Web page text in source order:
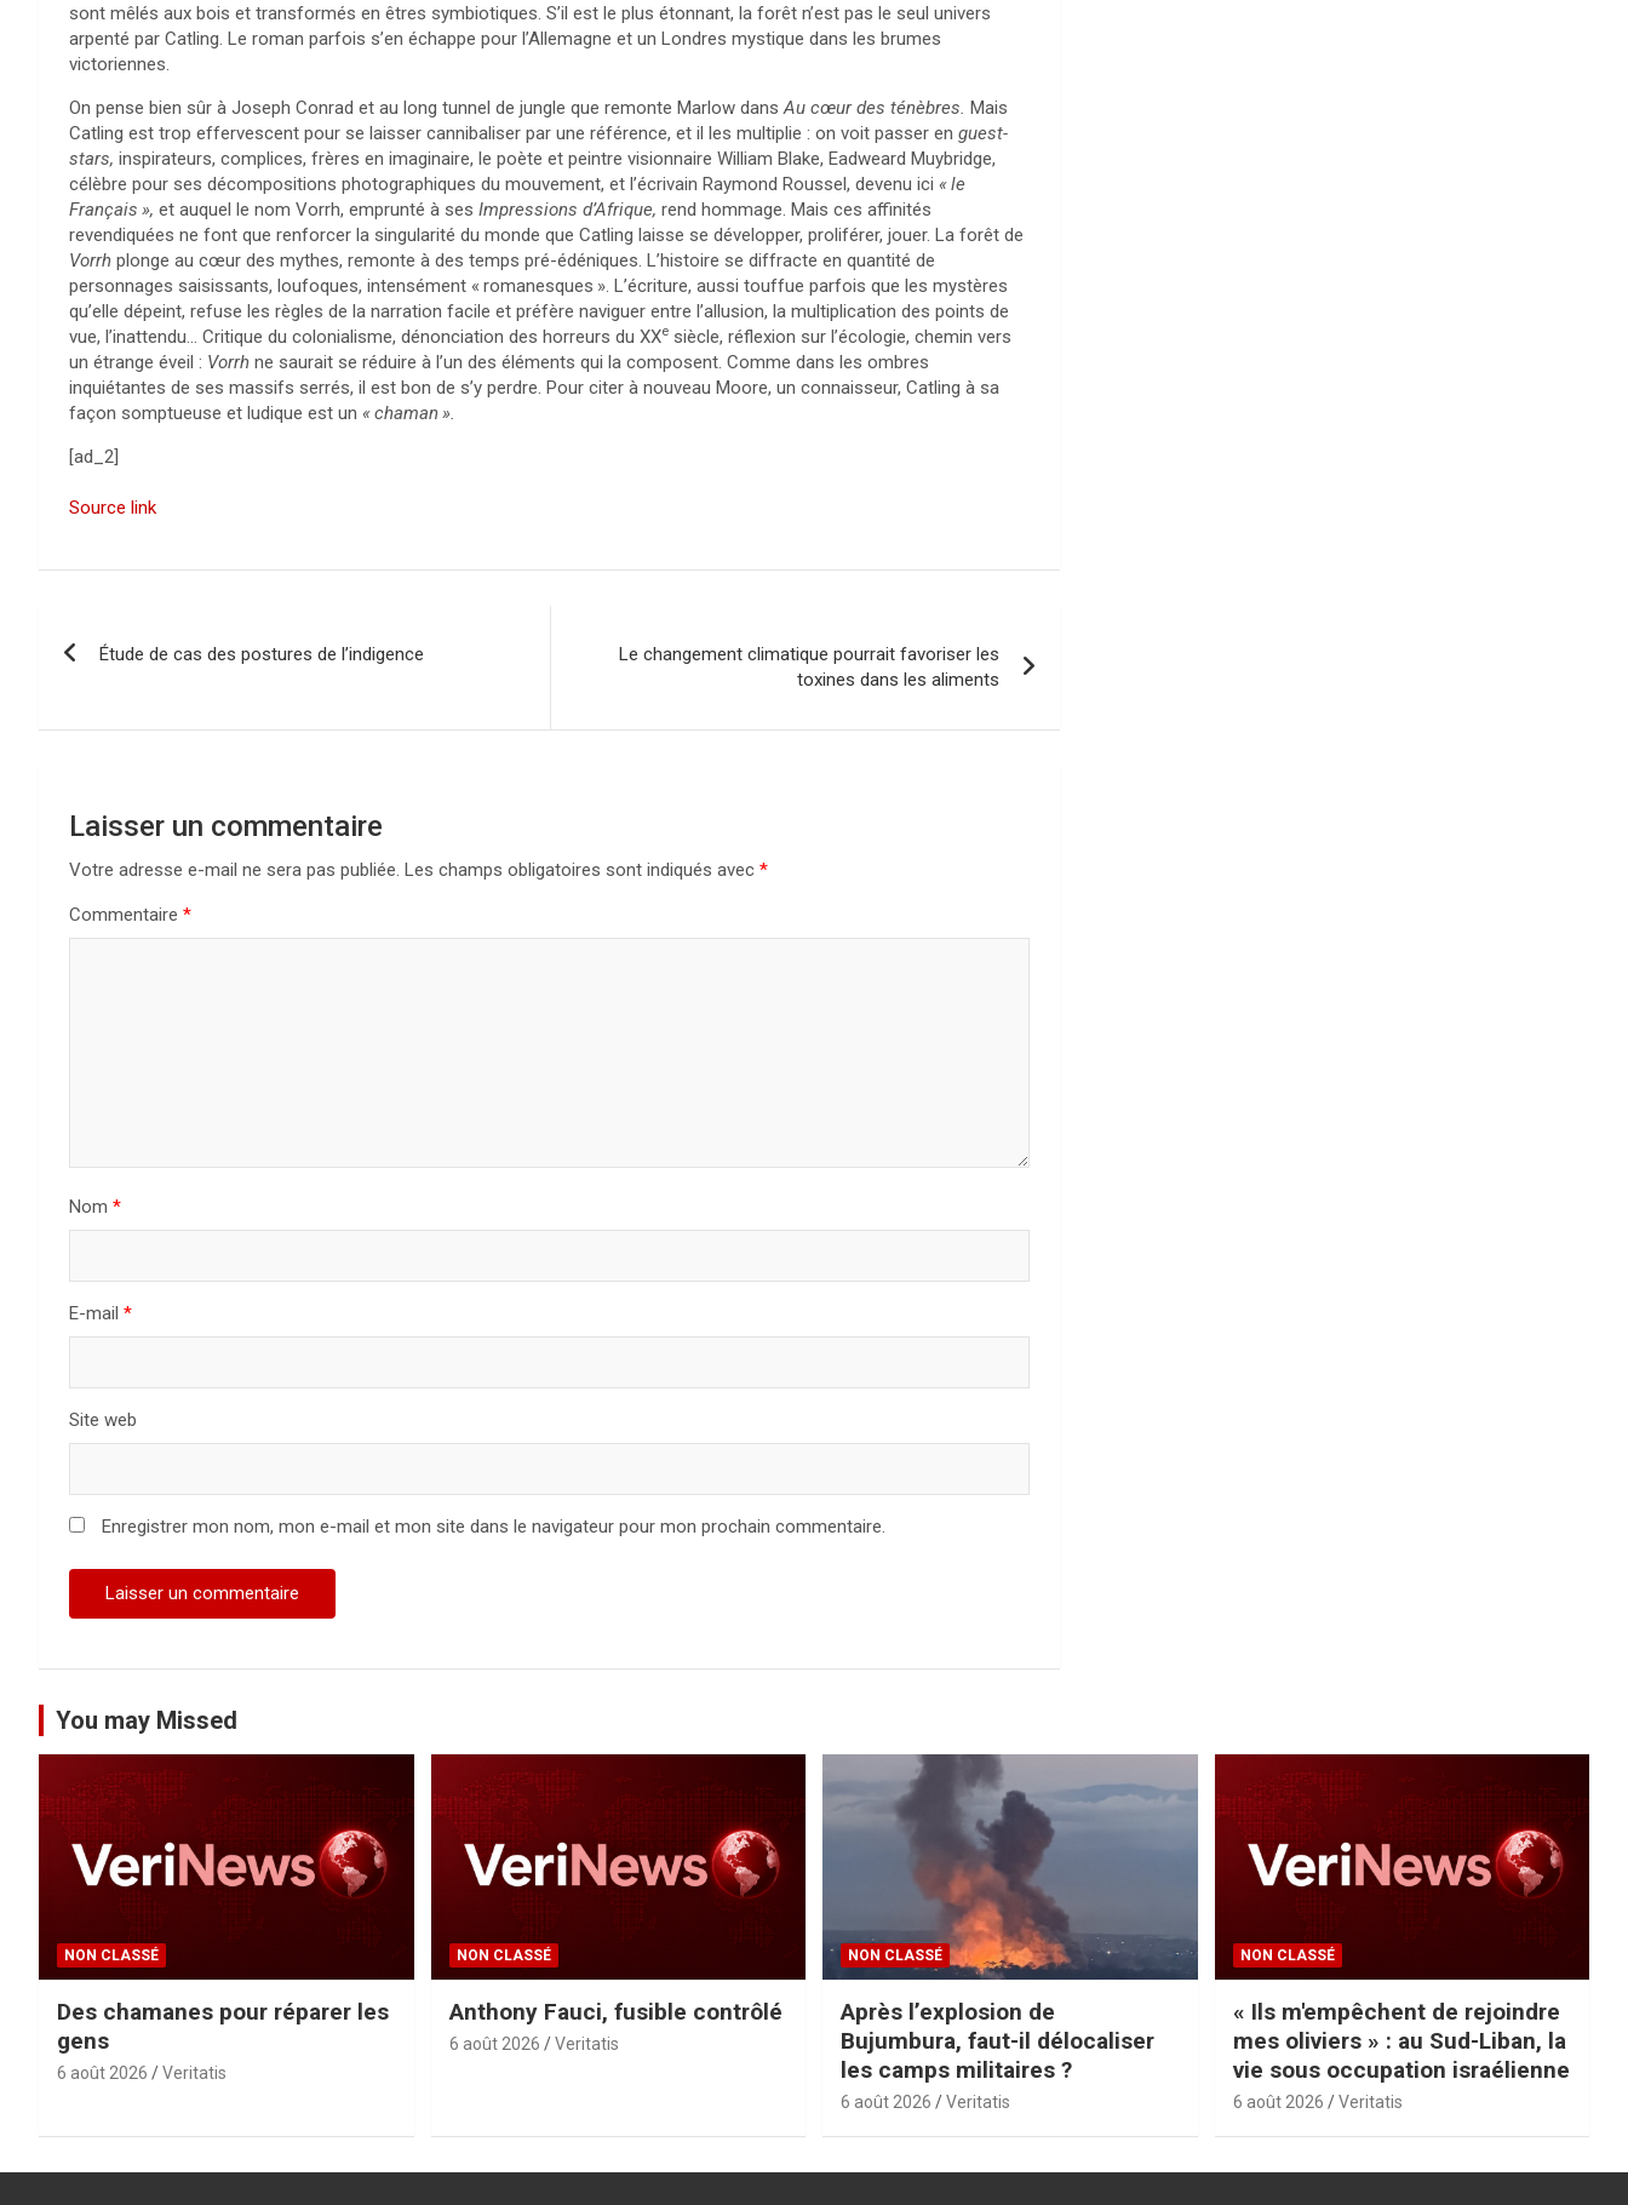
sont mêlés aux bois et transformés en êtres symbiotiques. S’il est le plus étonnant, la forêt n’est pas le seul univers
arpenté par Catling. Le roman parfois s’en échappe pour l’Allemagne et un Londres mystique dans les brumes
victoriennes.
On pense bien sûr à Joseph Conrad et au long tunnel de jungle que remonte Marlow dansAu cœur des ténèbres. Mais
Catling est trop effervescent pour se laisser cannibaliser par une référence, et il les multiplie : on voit passer en guest-
stars, inspirateurs, complices, frères en imaginaire, le poète et peintre visionnaire William Blake, Eadweard Muybridge,
célèbre pour ses décompositions photographiques du mouvement, et l’écrivain Raymond Roussel, devenu ici «le
Français », et auquel le nom Vorrh, emprunté à ses Impressions d’Afrique, rend hommage. Mais ces affinités
revendiquées ne font que renforcer la singularité du monde que Catling laisse se développer, proliférer, jouer. La forêt de
Vorrh plonge au cœur des mythes, remonte à des temps pré-édéniques. L’histoire se diffracte en quantité de
personnages saisissants, loufoques, intensément « romanesques ». L’écriture, aussi touffue parfois que les mystères
qu’elle dépeint, refuse les règles de la narration facile et préfère naviguer entre l’allusion, la multiplication des points de
vue, l’inattendu… Critique du colonialisme, dénonciation des horreurs du XXe siècle, réflexion sur l’écologie, chemin vers
un étrange éveil : Vorrh ne saurait se réduire à l’un des éléments qui la composent. Comme dans les ombres
inquiétantes de ses massifs serrés, il est bon de s’y perdre. Pour citer à nouveau Moore, un connaisseur, Catling à sa
façon somptueuse et ludique est un «chaman».
[ad_2]
Source link
v
Étude de cas des postures de l’indigence
Le changement climatique pourrait favoriser les
toxines dans les aliments
Laisser un commentaire
Votre adresse e-mail ne sera pas publiée. Les champs obligatoires sont indiqués avec *
Commentaire *
Nom *
E-mail *
Site web
Enregistrer mon nom, mon e-mail et mon site dans le navigateur pour mon prochain commentaire.
You may Missed
NON CLASSÉ
Des chamanes pour réparer les
gens
6 août 2026 Veritatis
NON CLASSÉ
Anthony Fauci, fusible contrôlé
6 août 2026 Veritatis
NON CLASSÉ
Après l’explosion de
Bujumbura, faut-il délocaliser
les camps militaires ?
6 août 2026 Veritatis
NON CLASSÉ
« Ils m'empêchent de rejoindre
mes oliviers » : au Sud-Liban, la
vie sous occupation israélienne
6 août 2026 Veritatis